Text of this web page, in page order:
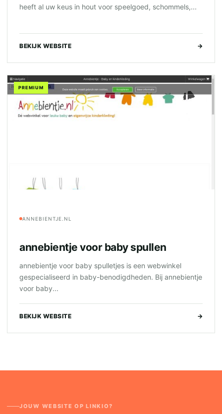
heeft al uw keus in hout voor speelgoed, schommels,...
BEKIJK WEBSITE →
PREMIUM
ANNEBIENTJE.NL
annebientje voor baby spullen
annebientje voor baby spulletjes is een webwinkel
gespecialiseerd in baby-benodigdheden. Bij annebientje
voor baby...
BEKIJK WEBSITE →
JOUW WEBSITE OP LINKIO?